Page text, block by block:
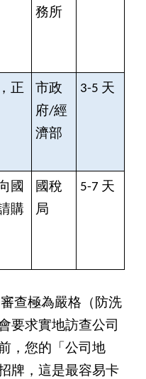
務所
正
市政
府/經
濟部
3-5 天
國
購
國稅
局
5-7 天
查極為嚴格（防洗
要求實地訪查公司
，您的「公司地
牌，這是最容易卡